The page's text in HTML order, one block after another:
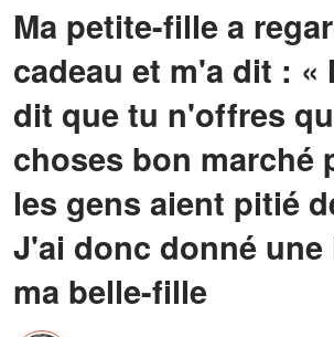
Ma petite-fille a
cadeau et m'a dit : «
dit que tu n'offres
choses bon marché
les gens aient pitié
J'ai donc donné une
ma belle-fille